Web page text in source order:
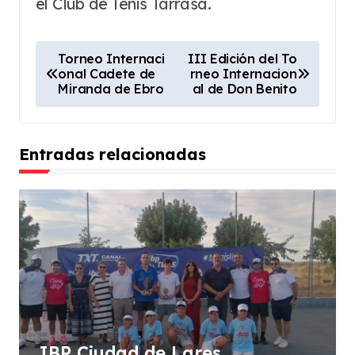
a
v
e
g
a
c
i
ó
n
d
e
Torneo Internaci
onal Cadete de
Miranda de Ebro
III Edición del To
rneo Internacion
al de Don Benito
Entradas relacionadas